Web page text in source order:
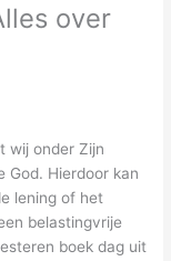
over
wij onder Zijn
God. Hierdoor kan
lening of het
belastingvrije
boek dag uit